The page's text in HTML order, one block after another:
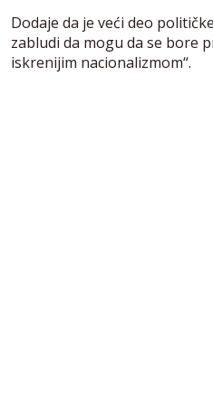
Dodaje da je veći deo
zabludi da mogu da se bore
iskrenijim nacionalizmom“.